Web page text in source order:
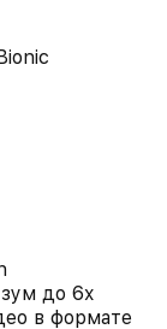
до 6x
в формате